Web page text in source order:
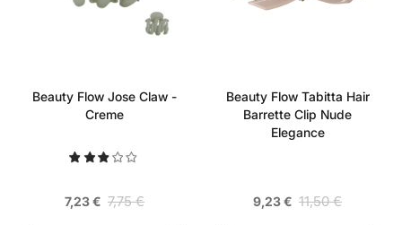
Beauty Flow Jose Claw -
Creme
7,23 € 7,75 €
Beauty Flow Tabitta Hair
Barrette Clip Nude
Elegance
9,23 € 11,50 €